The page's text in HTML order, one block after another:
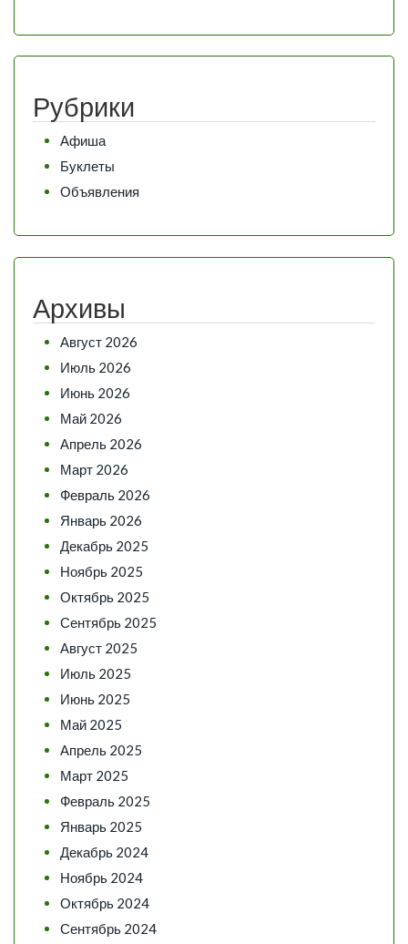
Рубрики
Афиша
Буклеты
Объявления
Архивы
Август 2026
Июль 2026
Июнь 2026
Май 2026
Апрель 2026
Март 2026
Февраль 2026
Январь 2026
Декабрь 2025
Ноябрь 2025
Октябрь 2025
Сентябрь 2025
Август 2025
Июль 2025
Июнь 2025
Май 2025
Апрель 2025
Март 2025
Февраль 2025
Январь 2025
Декабрь 2024
Ноябрь 2024
Октябрь 2024
Сентябрь 2024